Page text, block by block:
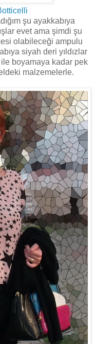
şu ayakkabıya
evet ama şimdi şu
olabileceği ampulu
siyah deri yıldızlar
ile boyamaya kadar pek
malzemelerle.